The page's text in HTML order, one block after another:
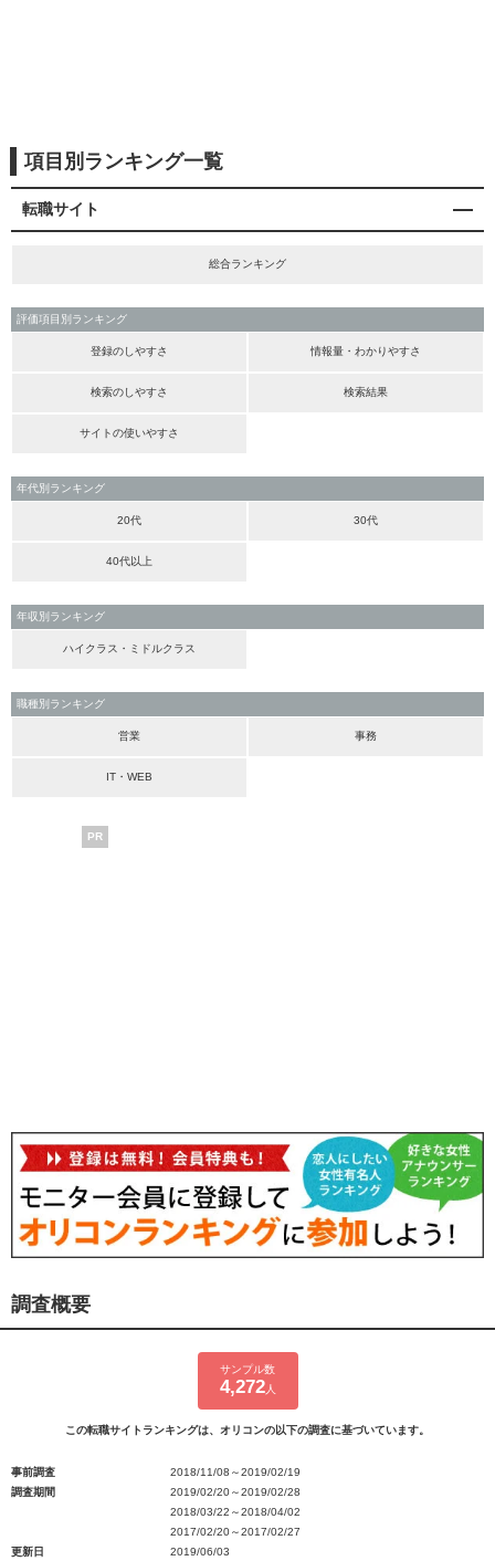
項目別ランキング一覧
転職サイト
総合ランキング
評価項目別ランキング
登録のしやすさ 情報量・わかりやすさ
検索のしやすさ 検索結果
サイトの使いやすさ
年代別ランキング
20代 30代
40代以上
年収別ランキング
ハイクラス・ミドルクラス
職種別ランキング
営業 事務
IT・WEB
PR
調査概要
サンプル数
4,272人
この転職サイトランキングは、オリコンの以下の調査に基づいています。
事前調査
2018/11/08～2019/02/19
調査期間
2019/02/20～2019/02/28
2018/03/22～2018/04/02
2017/02/20～2017/02/27
更新日
2019/06/03